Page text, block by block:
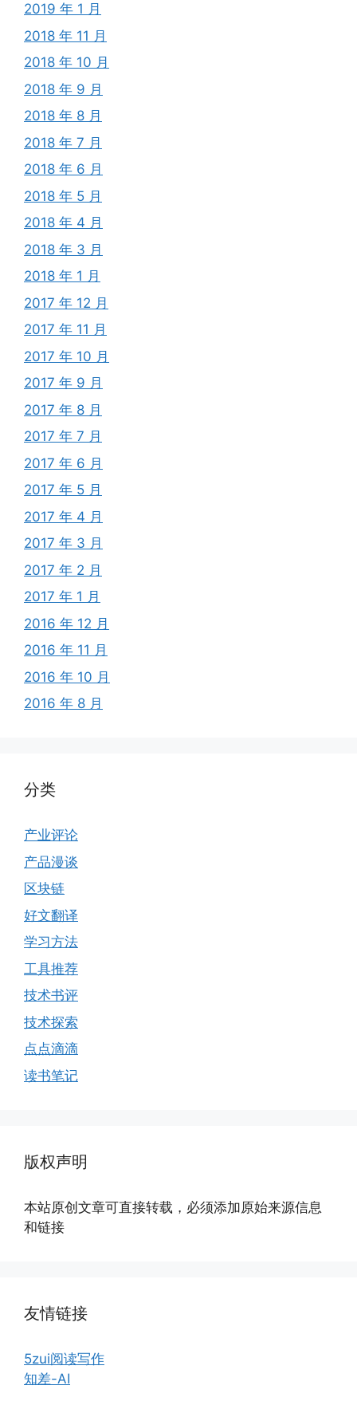
2019 年 1 月
2018 年 11 月
2018 年 10 月
2018 年 9 月
2018 年 8 月
2018 年 7 月
2018 年 6 月
2018 年 5 月
2018 年 4 月
2018 年 3 月
2018 年 1 月
2017 年 12 月
2017 年 11 月
2017 年 10 月
2017 年 9 月
2017 年 8 月
2017 年 7 月
2017 年 6 月
2017 年 5 月
2017 年 4 月
2017 年 3 月
2017 年 2 月
2017 年 1 月
2016 年 12 月
2016 年 11 月
2016 年 10 月
2016 年 8 月
分类
产业评论
产品漫谈
区块链
好文翻译
学习方法
工具推荐
技术书评
技术探索
点点滴滴
读书笔记
版权声明
本站原创文章可直接转载，必须添加原始来源信息
和链接
友情链接
5zui阅读写作
知差-AI